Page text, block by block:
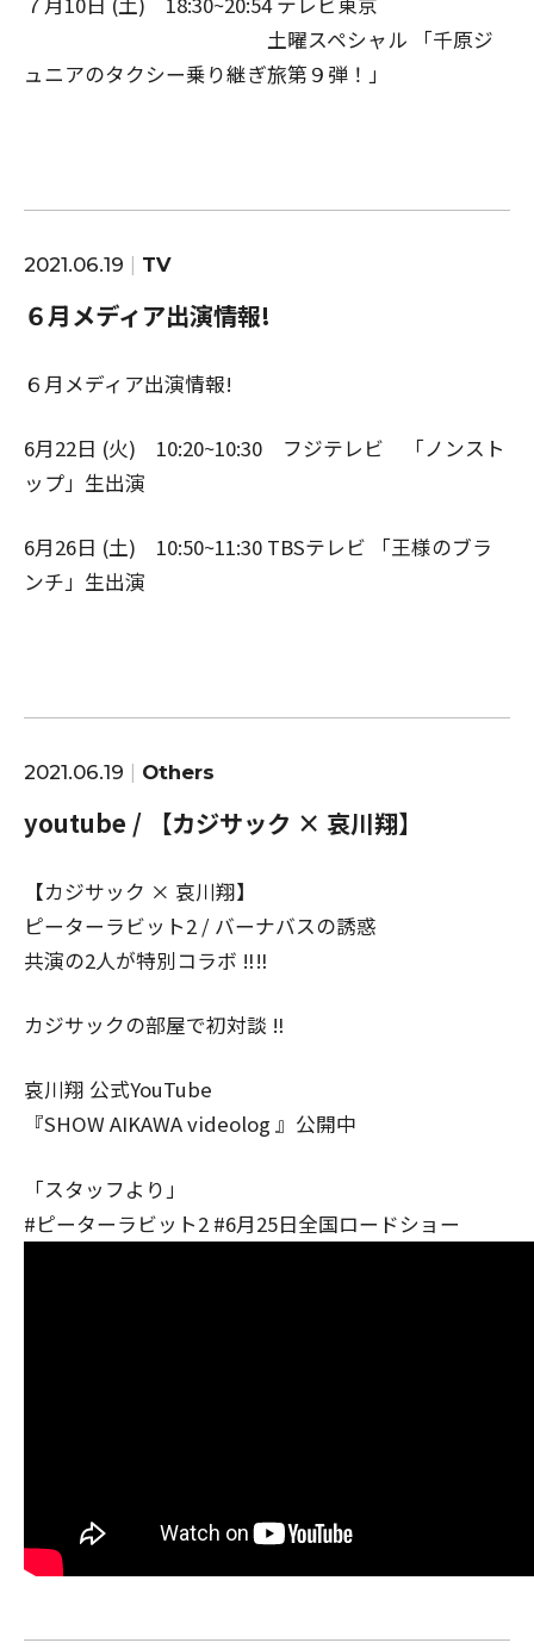
土曜スペシャル 「千原ジ
ュニアのタクシー乗り継ぎ旅第９弾！」
2021.06.19 TV
６月メディア出演情報!
６月メディア出演情報!
6月22日 (火) 10:20~10:30 フジテレビ 「ノンスト
ップ」生出演
6月26日 (土) 10:50~11:30 TBSテレビ 「王様のブラ
ンチ」生出演
2021.06.19 Others
youtube / 【カジサック × 哀川翔】
【カジサック × 哀川翔】
ピーターラビット2 / バーナバスの誘惑
共演の2人が特別コラボ ‼︎‼︎
カジサックの部屋で初対談 ‼︎
哀川翔 公式YouTube
『SHOW AIKAWA videolog 』公開中
「スタッフより」
#ピーターラビット2 #6月25日全国ロードショー